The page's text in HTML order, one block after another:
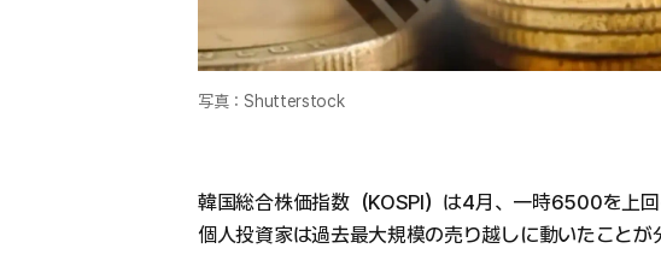
写真：Shutterstock
韓国総合株価指数（KOSPI）は4月、一時6500を上回
個人投資家は過去最大規模の売り越しに動いたことが